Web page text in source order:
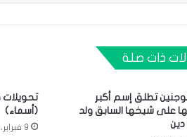
ذات صلة
تطلق إسم أكبر
على شيخها السابق ولد
(أسماء)
9 فبراير، 2018